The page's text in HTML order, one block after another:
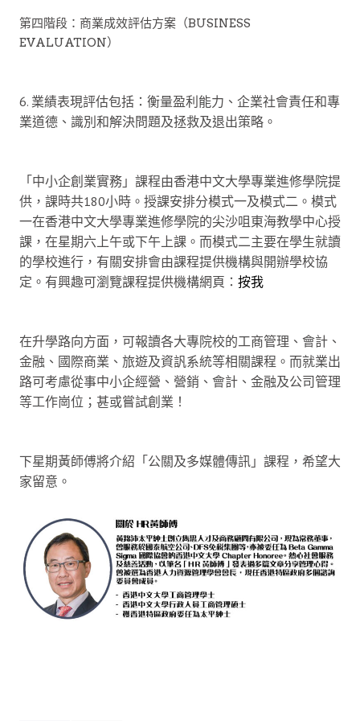
第四階段：商業成效評估方案（BUSINESS
EVALUATION）
6. 業績表現評估包括：衡量盈利能力、企業社會責任和專
業道德、識別和解決問題及拯救及退出策略。
「中小企創業實務」課程由香港中文大學專業進修學院提
供，課時共180小時。授課安排分模式一及模式二。模式
一在香港中文大學專業進修學院的尖沙咀東海教學中心授
課，在星期六上午或下午上課。而模式二主要在學生就讀
的學校進行，有關安排會由課程提供機構與開辦學校協
定。有興趣可瀏覽課程提供機構網頁： 按我
在升學路向方面，可報讀各大專院校的工商管理、會計、
金融、國際商業、旅遊及資訉系統等相關課程。而就業出
路可考慮從事中小企經營、營銷、會計、金融及公司管理
等工作崗位；甚或嘗試創業！
下星期黃師傅將介紹「公關及多媒體傳訊」課程，希望大
家留意。